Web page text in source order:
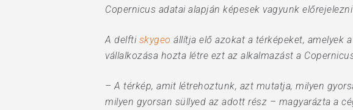
Copernicus adatai alapján képesek vagyunk
A delfti skygeo állítja elő azokat a térképeket, amelyek
vállalkozása hozta létre ezt az alkalmazást a
– A térkép, amit létrehoztunk, azt mutatja, milyen
milyen gyorsan süllyed az adott rész – magyarázta a